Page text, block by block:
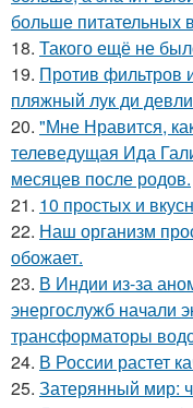
больше питательных
18. Такого ещё не
19. Против фильтров
пляжный лук ди
20. "Мне Нравится,
телеведущая Ида
месяцев после родов.
21. 10 простых и
22. Наш организм
обожает.
23. В Индии из-за
энергослужб начали
трансформаторы
24. В России растет
25. Затерянный мир: